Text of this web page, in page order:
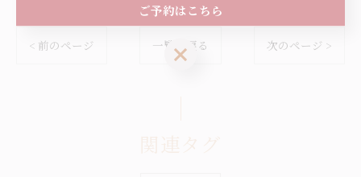
< 前のページ 一覧に戻る 次のページ >
ご予約はこちら
ご予約はこちら